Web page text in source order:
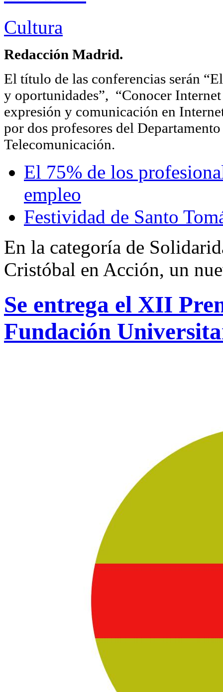
Cultura
Redacción Madrid.
El título de las conferencias serán
y oportunidades”, “Conocer
expresión y comunicación en
por dos profesores del
Telecomunicación.
El 75% de los
empleo
Festividad de Santo
En la categoría de
Cristóbal en Acción, un
Se entrega el XII
Fundación